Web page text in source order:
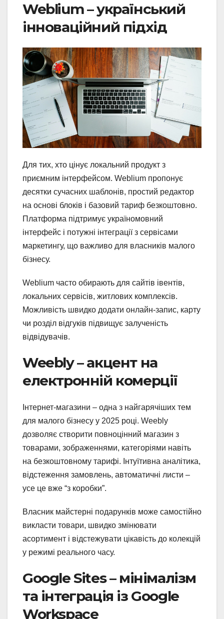
Weblium – український
інноваційний підхід
Для тих, хто цінує локальний продукт з
приємним інтерфейсом. Weblium пропонує
десятки сучасних шаблонів, простий редактор
на основі блоків і базовий тариф безкоштовно.
Платформа підтримує україномовний
інтерфейс і потужні інтеграції з сервісами
маркетингу, що важливо для власників малого
бізнесу.
Weblium часто обирають для сайтів івентів,
локальних сервісів, житлових комплексів.
Можливість швидко додати онлайн-запис, карту
чи розділ відгуків підвищує залученість
відвідувачів.
Weebly – акцент на
електронній комерції
Інтернет-магазини – одна з найгарячіших тем
для малого бізнесу у 2025 році. Weebly
дозволяє створити повноцінний магазин з
товарами, зображеннями, категоріями навіть
на безкоштовному тарифі. Інтуїтивна аналітика,
відстеження замовлень, автоматичні листи –
усе це вже “з коробки”.
Власник майстерні подарунків може самостійно
викласти товари, швидко змінювати
асортимент і відстежувати цікавість до колекцій
у режимі реального часу.
Google Sites – мінімалізм
та інтеграція із Google
Workspace